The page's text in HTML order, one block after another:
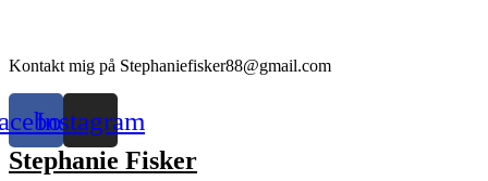
Kontakt mig på Stephaniefisker88@gmail.com
Instagram
Stephanie Fisker